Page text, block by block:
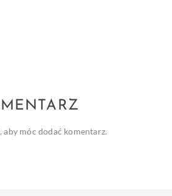
, aby móc dodać komentarz.